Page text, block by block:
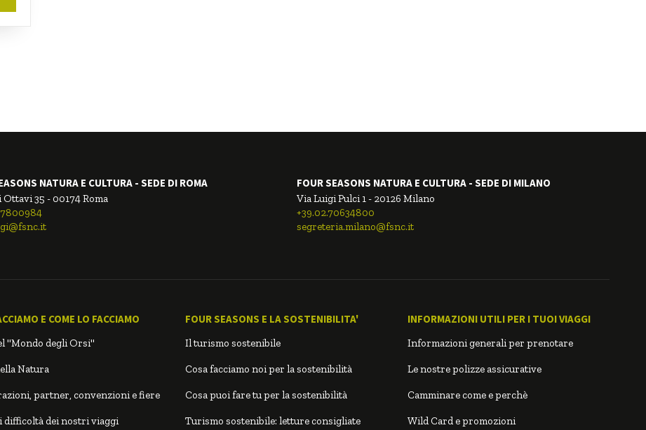
NATURA E CULTURA - SEDE DI ROMA
Ottavi 35 - 00174 Roma
FOUR SEASONS NATURA E CULTURA - SEDE DI MILANO
Via Luigi Pulci 1 - 20126 Milano
+39.02.70634800
segreteria.milano@fsnc.it
E COME LO FACCIAMO
"Mondo degli Orsi"
Natura
partner, convenzioni e fiere
difficoltà dei nostri viaggi
FOUR SEASONS E LA SOSTENIBILITA'
Il turismo sostenibile
Cosa facciamo noi per la sostenibilità
Cosa puoi fare tu per la sostenibilità
Turismo sostenibile: letture consigliate
INFORMAZIONI UTILI PER I TUOI VIAGGI
Informazioni generali per prenotare
Le nostre polizze assicurative
Camminare come e perchè
Wild Card e promozioni